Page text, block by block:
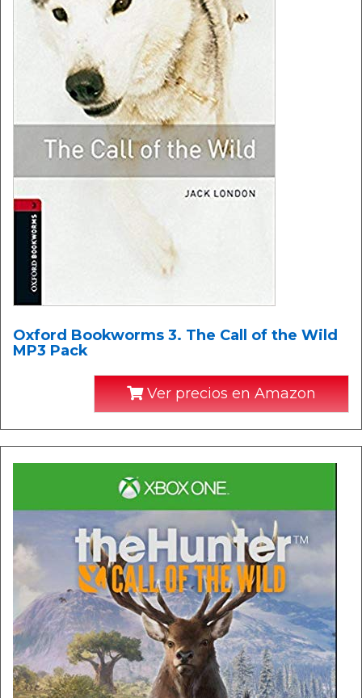
Oxford Bookworms 3. The Call of the Wild
MP3 Pack
Ver precios en Amazon